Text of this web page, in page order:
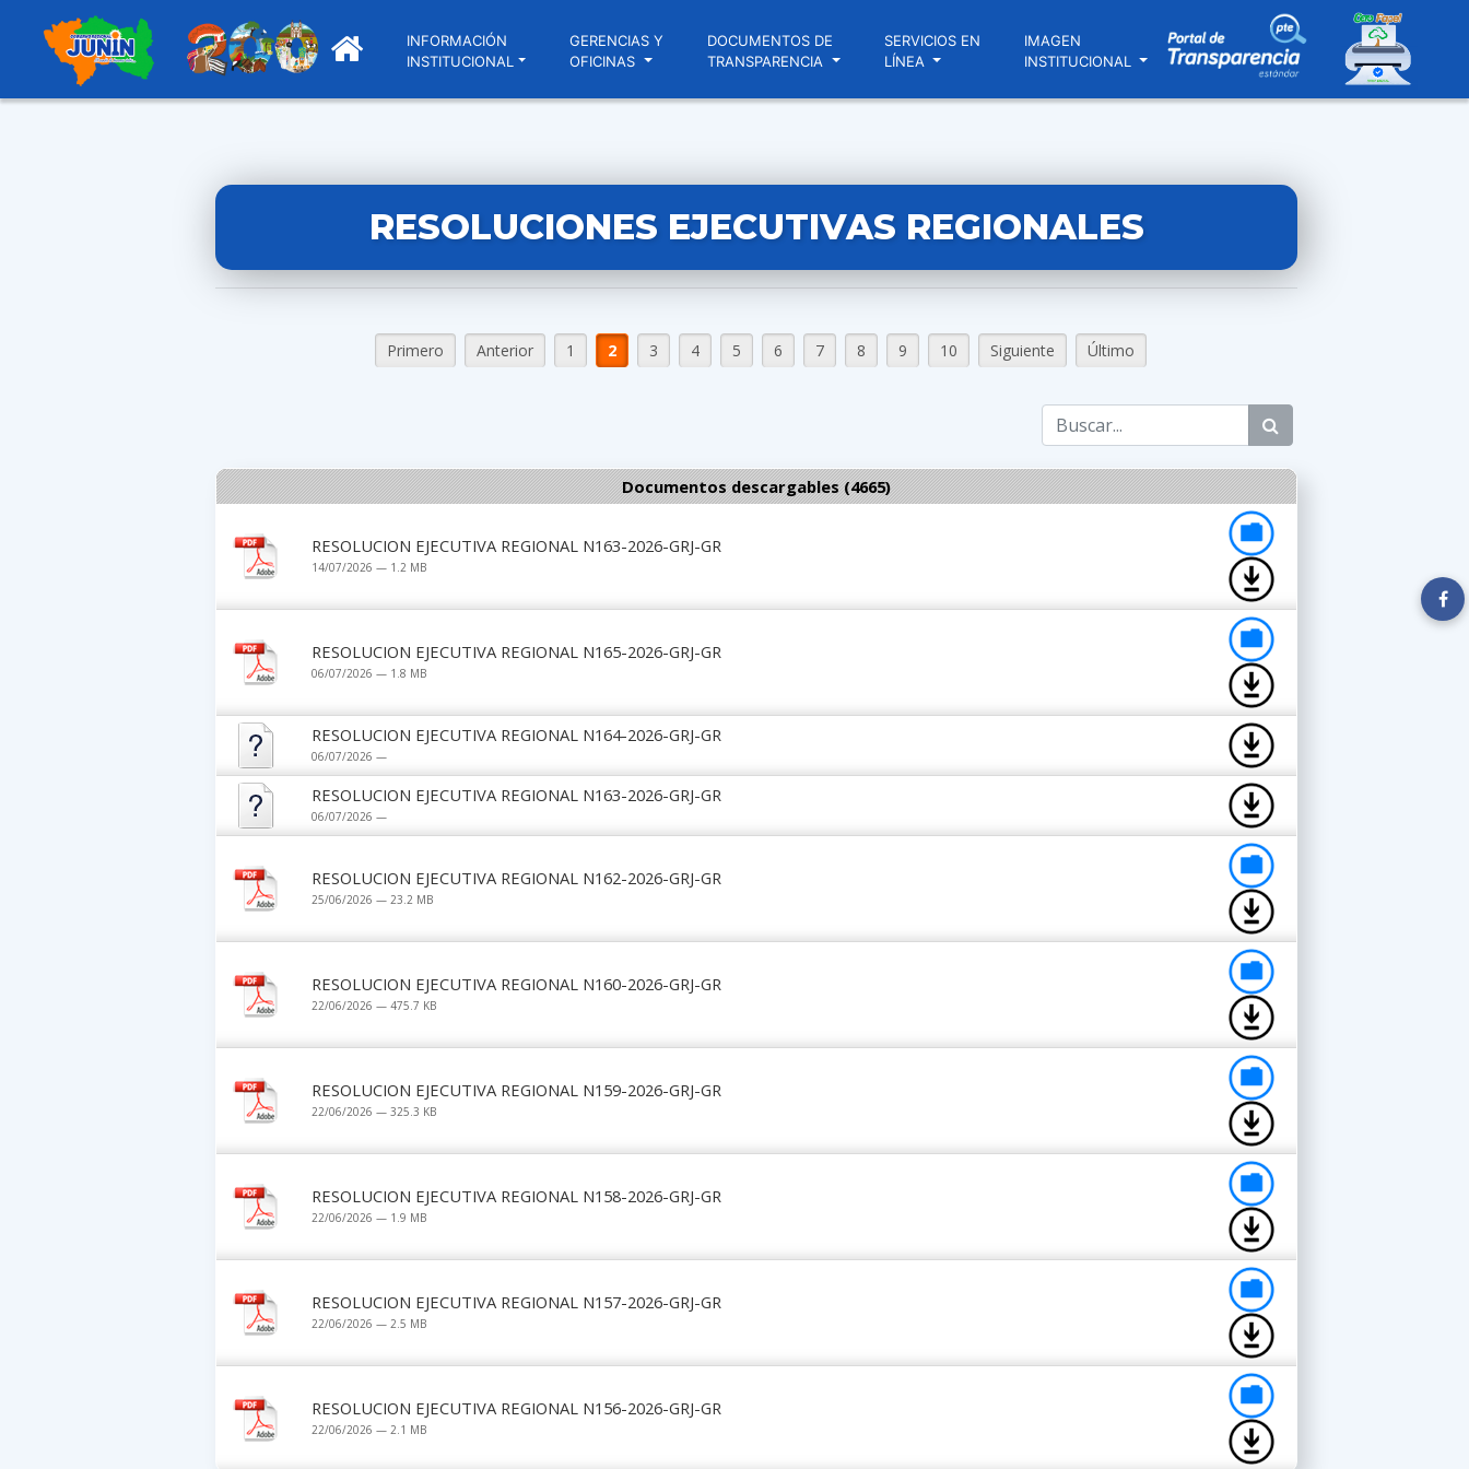
INFORMACIÓN
INSTITUCIONAL
GERENCIAS Y
OFICINAS
DOCUMENTOS DE
TRANSPARENCIA
SERVICIOS EN
LÍNEA
IMAGEN
INSTITUCIONAL
RESOLUCIONES EJECUTIVAS REGIONALES
Primero Anterior 1 2 3 4 5 6 7 8 9 10 Siguiente Último
Documentos descargables (4665)
RESOLUCION EJECUTIVA REGIONAL N163-2026-GRJ-GR
14/07/2026 — 1.2 MB
RESOLUCION EJECUTIVA REGIONAL N165-2026-GRJ-GR
06/07/2026 — 1.8 MB
RESOLUCION EJECUTIVA REGIONAL N164-2026-GRJ-GR
06/07/2026 —
RESOLUCION EJECUTIVA REGIONAL N163-2026-GRJ-GR
06/07/2026 —
RESOLUCION EJECUTIVA REGIONAL N162-2026-GRJ-GR
25/06/2026 — 23.2 MB
RESOLUCION EJECUTIVA REGIONAL N160-2026-GRJ-GR
22/06/2026 — 475.7 KB
RESOLUCION EJECUTIVA REGIONAL N159-2026-GRJ-GR
22/06/2026 — 325.3 KB
RESOLUCION EJECUTIVA REGIONAL N158-2026-GRJ-GR
22/06/2026 — 1.9 MB
RESOLUCION EJECUTIVA REGIONAL N157-2026-GRJ-GR
22/06/2026 — 2.5 MB
RESOLUCION EJECUTIVA REGIONAL N156-2026-GRJ-GR
22/06/2026 — 2.1 MB